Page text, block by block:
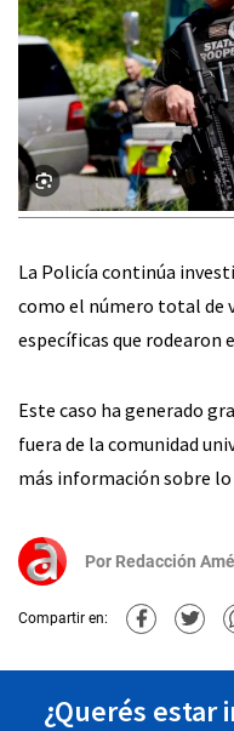
La Policía continúa
como el número total de
específicas que rodearon
Este caso ha generado
fuera de la comunidad
más información sobre
Por Redacción
Compartir en:
¿Querés estar